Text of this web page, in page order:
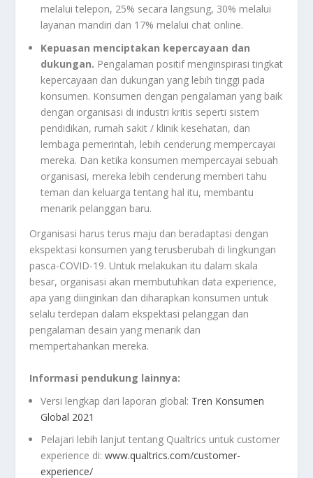
melalui telepon, 25% secara langsung, 30% melalui
layanan mandiri dan 17% melalui chat online.
Kepuasan menciptakan kepercayaan dan
dukungan. Pengalaman positif menginspirasi tingkat
kepercayaan dan dukungan yang lebih tinggi pada
konsumen. Konsumen dengan pengalaman yang baik
dengan organisasi di industri kritis seperti sistem
pendidikan, rumah sakit / klinik kesehatan, dan
lembaga pemerintah, lebih cenderung mempercayai
mereka. Dan ketika konsumen mempercayai sebuah
organisasi, mereka lebih cenderung memberi tahu
teman dan keluarga tentang hal itu, membantu
menarik pelanggan baru.
Organisasi harus terus maju dan beradaptasi dengan
ekspektasi konsumen yang terusberubah di lingkungan
pasca-COVID-19. Untuk melakukan itu dalam skala
besar, organisasi akan membutuhkan data experience,
apa yang diinginkan dan diharapkan konsumen untuk
selalu terdepan dalam ekspektasi pelanggan dan
pengalaman desain yang menarik dan
mempertahankan mereka.
Informasi pendukung lainnya:
Versi lengkap dari laporan global: Tren Konsumen
Global 2021
Pelajari lebih lanjut tentang Qualtrics untuk customer
experience di:www.qualtrics.com/customer-
experience/